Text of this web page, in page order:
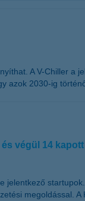
A V-Chiller a
2030-ig
végül 14
megoldással.